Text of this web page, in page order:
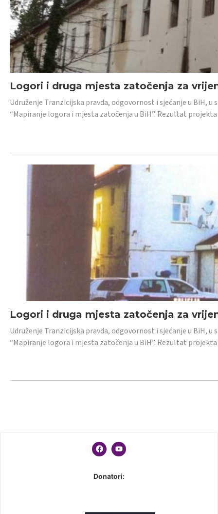
Logori i druga mjesta zatočenja za
Udruženje Tranzicijska pravda, odgovornost i sjećanje u BiH,
“Mapiranje logora i mjesta zatočenja u BiH”. Rezultat
Logori i druga mjesta zatočenja za
Udruženje Tranzicijska pravda, odgovornost i sjećanje u BiH,
“Mapiranje logora i mjesta zatočenja u BiH”. Rezultat
Donatori: